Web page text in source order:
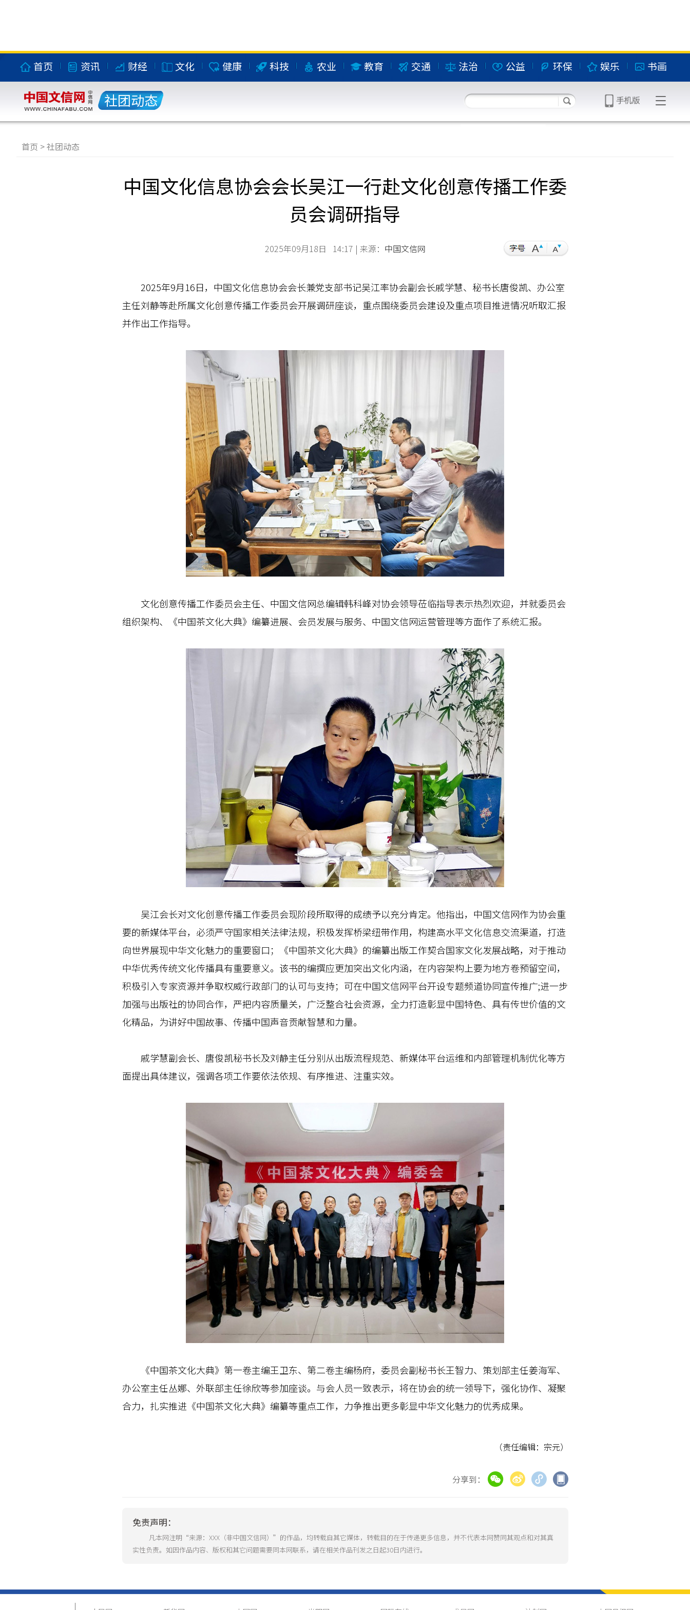
首页 资讯 财经 文化 健康 科技 农业 教育 交通 法治 公益 环保 娱乐 书画
社团动态
首页 >社团动态
中国文化信息协会会长吴江一行赴文化创意传播工作委
员会调研指导
2025年09月18日 14:17 | 来源： 中国文信网
2025年9月16日，中国文化信息协会会长兼党支部书记吴江率协会副会长戚学慧、秘书长唐俊凯、办公室
主任刘静等赴所属文化创意传播工作委员会开展调研座谈，重点围绕委员会建设及重点项目推进情况听取汇报
并作出工作指导。
文化创意传播工作委员会主任、中国文信网总编辑韩科峰对协会领导莅临指导表示热烈欢迎，并就委员会
组织架构、《中国茶文化大典》编纂进展、会员发展与服务、中国文信网运营管理等方面作了系统汇报。
吴江会长对文化创意传播工作委员会现阶段所取得的成绩予以充分肯定。他指出，中国文信网作为协会重
要的新媒体平台，必须严守国家相关法律法规，积极发挥桥梁纽带作用，构建高水平文化信息交流渠道，打造
向世界展现中华文化魅力的重要窗口；《中国茶文化大典》的编纂出版工作契合国家文化发展战略，对于推动
中华优秀传统文化传播具有重要意义。该书的编撰应更加突出文化内涵，在内容架构上要为地方卷预留空间，
积极引入专家资源并争取权威行政部门的认可与支持；可在中国文信网平台开设专题频道协同宣传推广;进一步
加强与出版社的协同合作，严把内容质量关，广泛整合社会资源，全力打造彰显中国特色、具有传世价值的文
化精品，为讲好中国故事、传播中国声音贡献智慧和力量。
戚学慧副会长、唐俊凯秘书长及刘静主任分别从出版流程规范、新媒体平台运维和内部管理机制优化等方
面提出具体建议，强调各项工作要依法依规、有序推进、注重实效。
《中国茶文化大典》第一卷主编王卫东、第二卷主编杨府，委员会副秘书长王智力、策划部主任姜海军、
办公室主任丛娜、外联部主任徐欣等参加座谈。与会人员一致表示，将在协会的统一领导下，强化协作、凝聚
合力，扎实推进《中国茶文化大典》编纂等重点工作，力争推出更多彰显中华文化魅力的优秀成果。
（责任编辑：宗元）
分享到：
免责声明：
凡本网注明“来源：XXX（非中国文信网）”的作品，均转载自其它媒体，转载目的在于传递更多信息，并不代表本网赞同其观点和对其真
实性负责。如因作品内容、版权和其它问题需要同本网联系，请在相关作品刊发之日起30日内进行。